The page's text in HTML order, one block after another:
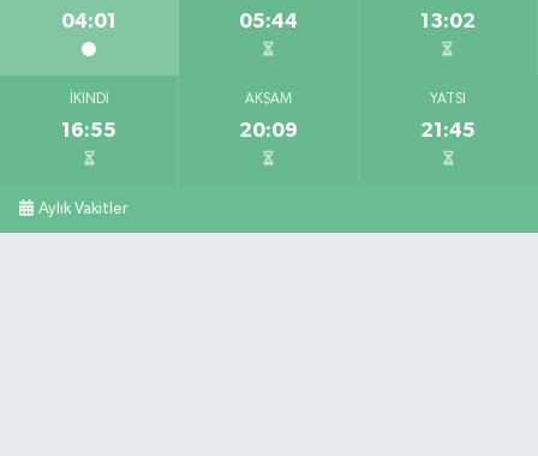
04:01 05:44 13:02
İKINDI
16:55
AKŞAM
20:09
YATSI
21:45
Aylık Vakitler